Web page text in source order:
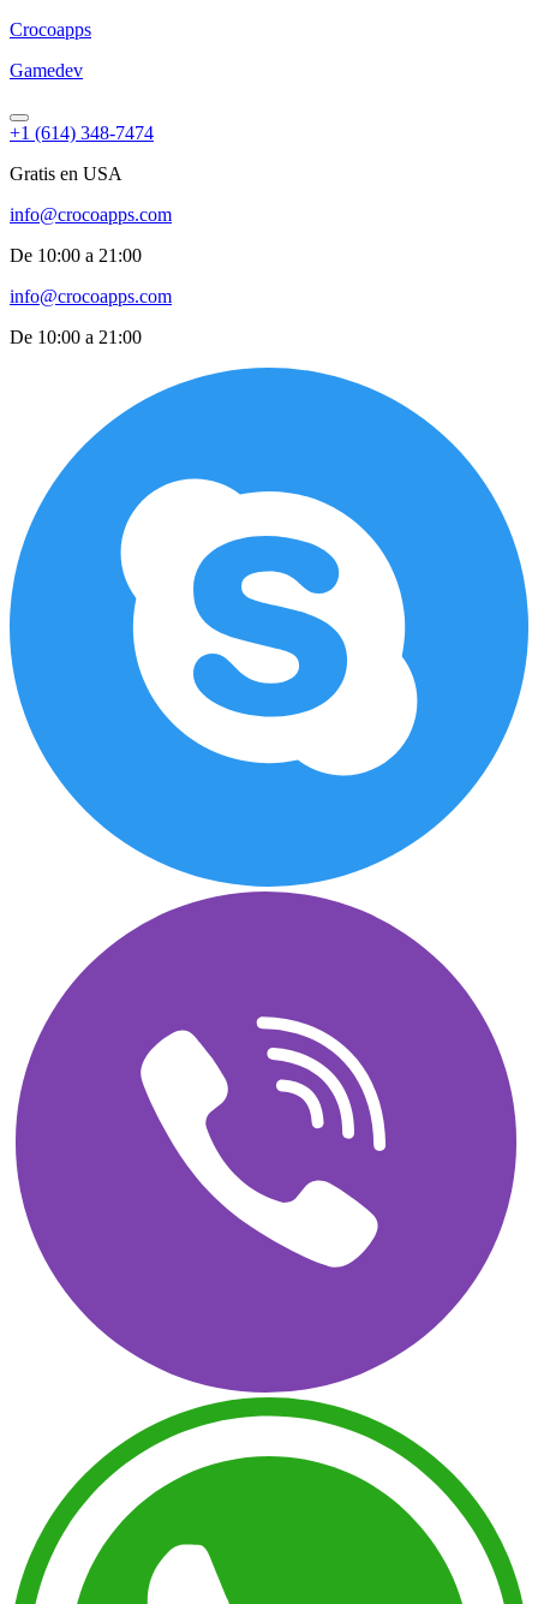
Crocoapps
Gamedev
+1 (614) 348-7474
Gratis en USA
info@crocoapps.com
De 10:00 a 21:00
info@crocoapps.com
De 10:00 a 21:00